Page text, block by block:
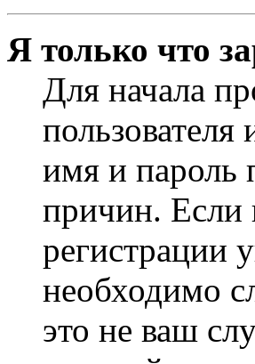
Я только что
Для начала
имя и пароль
причин. Если
регистрации
необходимо
это не ваш